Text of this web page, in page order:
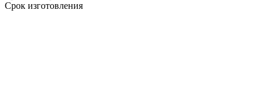
Срок изготовления